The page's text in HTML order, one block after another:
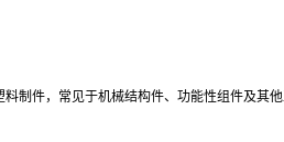
制件，常见于机械结构件、功能性组件及其